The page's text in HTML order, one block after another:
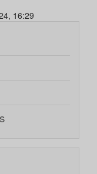
16:29